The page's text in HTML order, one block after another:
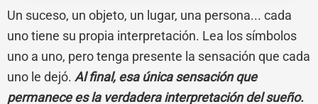
Un suceso, un objeto, un lugar, una persona... cada
uno tiene su propia interpretación. Lea los símbolos
uno a uno, pero tenga presente la sensación que cada
uno le dejó. Al final, esa única sensación que
permanece es la verdadera interpretación del sueño.